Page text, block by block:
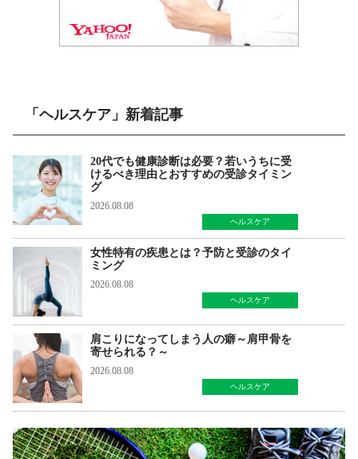
「ヘルスケア」新着記事
20代でも健康診断は必要？若いうちに受
けるべき理由とおすすめの受診タイミン
グ
2026.08.08
ヘルスケア
女性特有の疾患とは？予防と受診のタイ
ミング
2026.08.08
ヘルスケア
肩こりになってしまう人の癖～肩甲骨を
寄せられる？～
2026.08.08
ヘルスケア